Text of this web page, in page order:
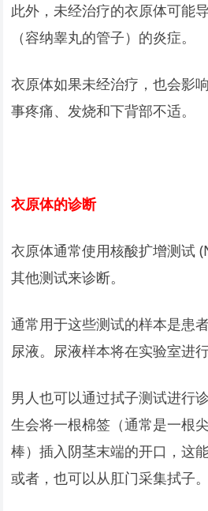
此外，未经治疗的衣原体可能
（容纳睾丸的管子）的炎症。
衣原体如果未经治疗，也会影
事疼痛、发烧和下背部不适。
衣原体的诊断
衣原体通常使用核酸扩增测试
其他测试来诊断。
通常用于这些测试的样本是患
尿液。尿液样本将在实验室进行
男人也可以通过拭子测试进行
生会将一根棉签（通常是一根
棒）插入阴茎末端的开口，这
或者，也可以从肛门采集拭子。